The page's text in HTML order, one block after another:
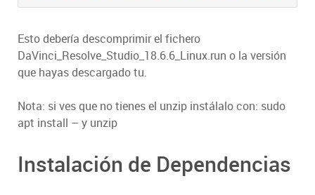
Esto debería descomprimir el fichero
DaVinci_Resolve_Studio_18.6.6_Linux.run o la versión
que hayas descargado tu.
Nota: si ves que no tienes el unzip instálalo con: sudo
apt install – y unzip
Instalación de Dependencias